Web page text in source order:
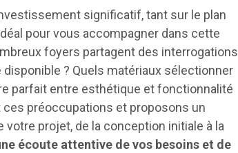
significatif, tant sur le plan
pour vous accompagner dans cette
foyers partagent des interrogations
? Quels matériaux sélectionner
parfait entre esthétique et fonctionnalité
préoccupations et proposons un
projet, de la conception initiale à la
écoute attentive de vos besoins et de